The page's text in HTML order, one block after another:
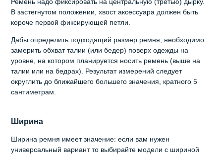
В застегнутом положении, хвост аксессуара должен быть
короче первой фиксирующей петли.
Дабы определить подходящий размер ремня, необходимо
замерить обхват талии (или бедер) поверх одежды на
уровне, на котором планируется носить ремень (выше на
талии или на бедрах). Результат измерений следует
округлить до ближайшего большего значения, кратного 5
сантиметрам.
Ширина
Ширина ремня имеет значение: если вам нужен
универсальный вариант то выбирайте модели с шириной